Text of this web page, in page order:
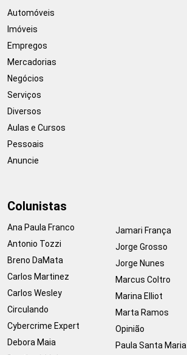
Automóveis
Imóveis
Empregos
Mercadorias
Negócios
Serviços
Diversos
Aulas e Cursos
Pessoais
Anuncie
Colunistas
Ana Paula Franco
Antonio Tozzi
Breno DaMata
Carlos Martinez
Carlos Wesley
Circulando
Cybercrime Expert
Debora Maia
Jamari França
Jorge Grosso
Jorge Nunes
Marcus Coltro
Marina Elliot
Marta Ramos
Opinião
Paula Santa Maria